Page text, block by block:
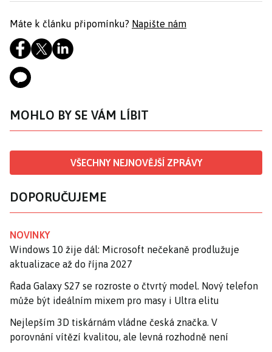
Máte k článku připomínku? Napište nám
MOHLO BY SE VÁM LÍBIT
VŠECHNY NEJNOVĚJŠÍ ZPRÁVY
DOPORUČUJEME
NOVINKY
Windows 10 žije dál: Microsoft nečekaně prodlužuje
aktualizace až do října 2027
Řada Galaxy S27 se rozroste o čtvrtý model. Nový telefon
může být ideálním mixem pro masy i Ultra elitu
Nejlepším 3D tiskárnám vládne česká značka. V
porovnání vítězí kvalitou, ale levná rozhodně není